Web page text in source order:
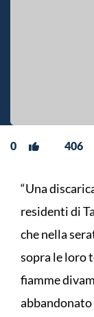
0 406
“Una
residenti di
che nella
sopra le loro
fiamme
abbandonato